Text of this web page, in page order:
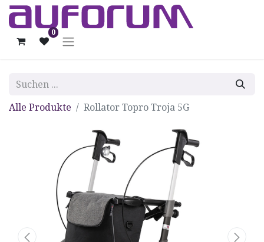
0
Alle Produkte Rollator Topro Troja 5G